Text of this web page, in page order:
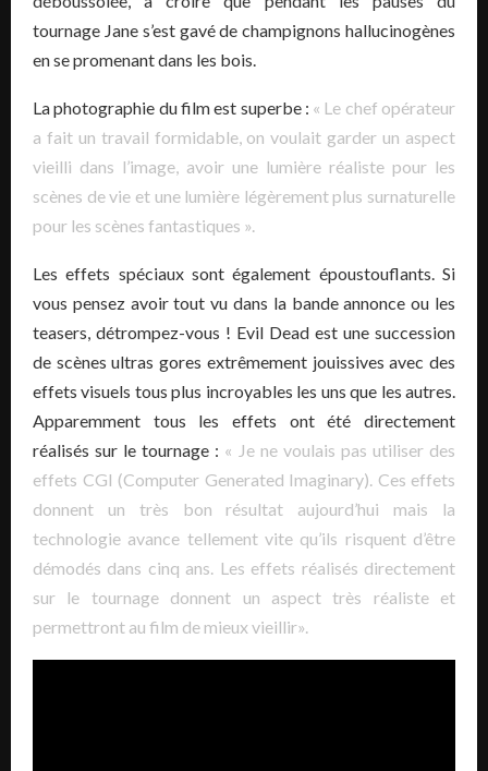
tournage Jane s’est gavé de champignons hallucinogènes
en se promenant dans les bois.
La photographie du film est superbe : « Le chef opérateur
a fait un travail formidable, on voulait garder un aspect
vieilli dans l’image, avoir une lumière réaliste pour les
scènes de vie et une lumière légèrement plus surnaturelle
pour les scènes fantastiques ».
Les effets spéciaux sont également époustouflants. Si
vous pensez avoir tout vu dans la bande annonce ou les
teasers, détrompez-vous ! Evil Dead est une succession
de scènes ultras gores extrêmement jouissives avec des
effets visuels tous plus incroyables les uns que les autres.
Apparemment tous les effets ont été directement
réalisés sur le tournage : « Je ne voulais pas utiliser des
effets CGI (Computer Generated Imaginary). Ces effets
donnent un très bon résultat aujourd’hui mais la
technologie avance tellement vite qu’ils risquent d’être
démodés dans cinq ans. Les effets réalisés directement
sur le tournage donnent un aspect très réaliste et
permettront au film de mieux vieillir».